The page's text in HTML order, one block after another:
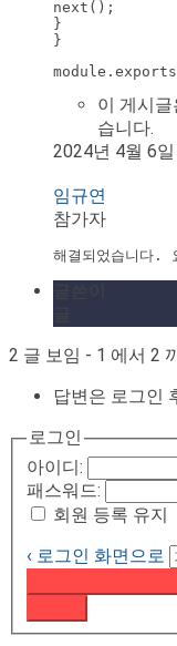
next();
}
}
이 게시글
습니다.
2024년 4월 6
임규연
참가자
해결되었습니다
2 글 보임 - 1 에서 2
답변은 로그인
로그인
아이디:
패스워드:
회원 등록 유지
‹ 로그인 화면으로